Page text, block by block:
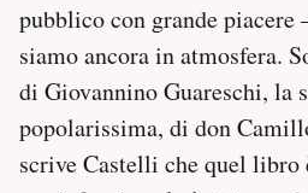
pubblico con grande piacere
siamo ancora in atmosfera.
di Giovannino Guareschi, la
popolarissima, di don
scrive Castelli che quel libro